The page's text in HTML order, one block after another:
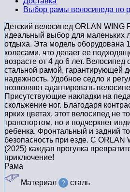
Выбор рамы велосипеда по
Детский велосипед ORLAN WING
идеальный выбор для маленьких
отдыха. Эта модель
колесами, что делает ее
возрасте от 4 до 6 лет. Велосипед
стальной рамой, гарантирующей
надежность. Удобное седло и
позволяют адаптировать
Присутствующие накладки на
скольжение ног. Благодаря
ярких цветах, этот велосипед не
транспортом, но и подчеркнет
ребенка. Фронтальный и задний
безопасность при езде. С ORLAN
(2025) каждая прогулка
приключение!
Рама
Материал
? сталь